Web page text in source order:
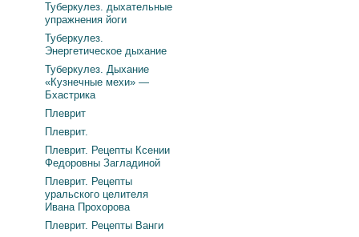
Туберкулез. дыхательные
упражнения йоги
Туберкулез.
Энергетическое дыхание
Туберкулез. Дыхание
«Кузнечные мехи» —
Бхастрика
Плеврит
Плеврит.
Плеврит. Рецепты Ксении
Федоровны Загладиной
Плеврит. Рецепты
уральского целителя
Ивана Прохорова
Плеврит. Рецепты Ванги